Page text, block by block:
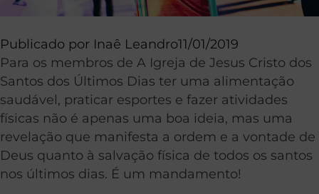
Publicado por Inaê Leandro11/01/2019
Para os membros de A Igreja de Jesus Cristo dos
Santos dos Últimos Dias ter uma alimentação
saudável, praticar esportes e fazer atividades
físicas não é apenas uma boa ideia, mas uma
revelação que manifesta a ordem e a vontade de
Deus quanto à salvação física de todos os santos
nos últimos dias. É um mandamento!